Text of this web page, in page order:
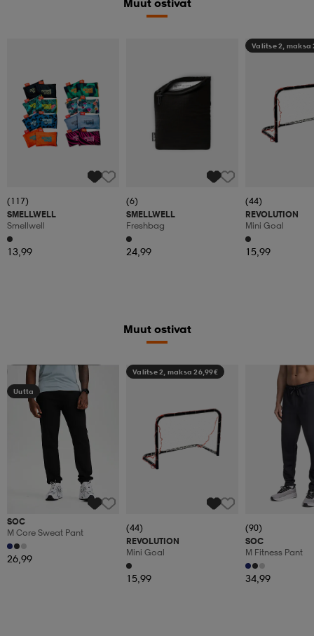
(117)
SMELLWELL
Smellwell
13,99
(6)
SMELLWELL
Freshbag
24,99
Valitse 2, maksa
(44)
REVOLUTION
Mini Goal
15,99
Muut ostivat
Valitse 2, maksa 44,99€
Uutta
SOC
M Core Sweat Pant
26,99
Valitse 2, maksa 26,99€
(44)
REVOLUTION
Mini Goal
15,99
(90)
SOC
M Fitness Pant
34,99